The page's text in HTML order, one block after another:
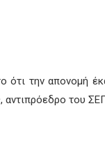
ότι την απονομή
του